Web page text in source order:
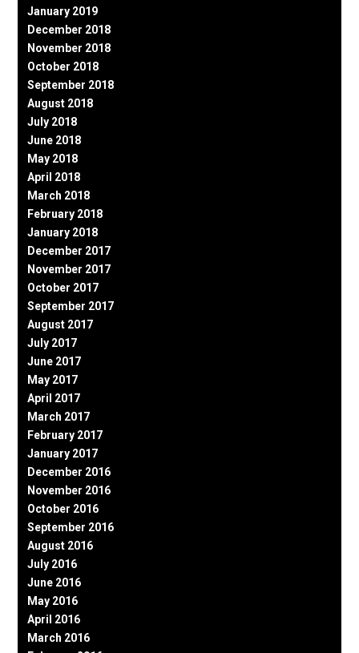
January 2019
December 2018
November 2018
October 2018
September 2018
August 2018
July 2018
June 2018
May 2018
April 2018
March 2018
February 2018
January 2018
December 2017
November 2017
October 2017
September 2017
August 2017
July 2017
June 2017
May 2017
April 2017
March 2017
February 2017
January 2017
December 2016
November 2016
October 2016
September 2016
August 2016
July 2016
June 2016
May 2016
April 2016
March 2016